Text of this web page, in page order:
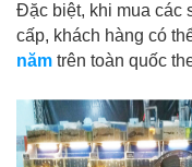
Đặc biệt, khi mua các
cấp, khách hàng có
năm trên toàn quốc